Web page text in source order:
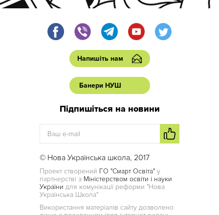
Напишіть нам
Банери НУШ
Підпишіться на новини
© Нова Українська школа, 2017
Проект створений ГО "Смарт Освіта" у
партнерстві з Міністерством освіти і науки
України для комунікації реформи "Нова
Українська Школа"
Використання матеріалів сайту дозволено